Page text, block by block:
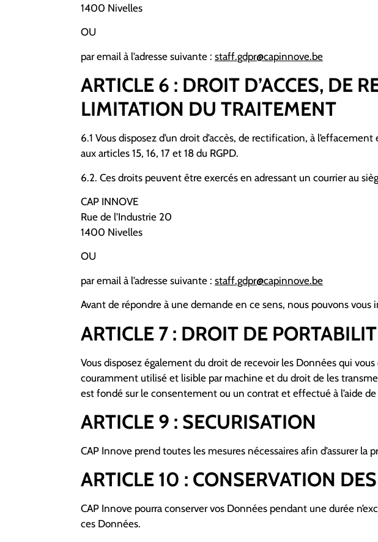
1400 Nivelles
OU
par email à l’adresse suivante : staff.gdpr@capinnove.be
ARTICLE 6 : DROIT D’ACCES, DE
LIMITATION DU TRAITEMENT
6.1 Vous disposez d’un droit d’accès, de rectification, à
aux articles 15, 16, 17 et 18 du RGPD.
6.2. Ces droits peuvent être exercés en adressant un courrier au
CAP INNOVE
Rue de l’Industrie 20
1400 Nivelles
OU
par email à l’adresse suivante : staff.gdpr@capinnove.be
Avant de répondre à une demande en ce sens, nous pouvons vous
ARTICLE 7 : DROIT DE
Vous disposez également du droit de recevoir les Données qui
couramment utilisé et lisible par machine et du droit de les
est fondé sur le consentement ou un contrat et effectué à l’aide
ARTICLE 9 : SECURISATION
CAP Innove prend toutes les mesures nécessaires afin d’assurer la
ARTICLE 10 : CONSERVATION
CAP Innove pourra conserver vos Données pendant une durée
ces Données.